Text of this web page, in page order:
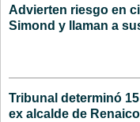
Advierten riesgo en
Simond y llaman a
Tribunal determinó
ex alcalde de